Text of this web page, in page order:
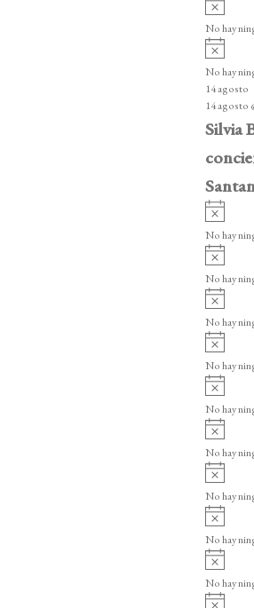
o
v
i
o
No hay
v
i
s
o
No hay
14 agosto
14 agosto
Silvia
A
v
i
o
No hay
A
v
i
o
No hay
v
i
o
No hay
v
i
o
No hay
v
i
o
No hay
v
i
o
No hay
v
i
o
No hay
v
i
o
No hay
v
i
No hay